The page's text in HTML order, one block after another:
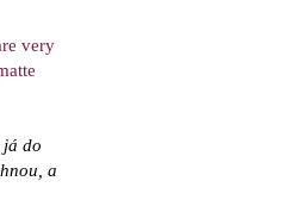
very
já do
a